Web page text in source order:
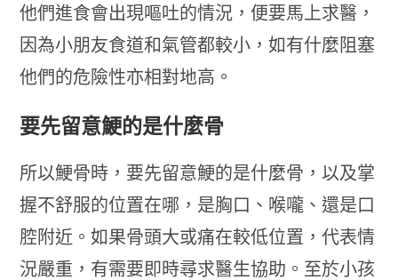
他們進食會出現嘔吐的情況，便要馬上求醫，
因為小朋友食道和氣管都較小，如有什麼阻塞
他們的危險性亦相對地高。
要先留意鯁的是什麼骨
所以鯁骨時，要先留意鯁的是什麼骨，以及掌
握不舒服的位置在哪，是胸口、喉嚨、還是口
腔附近。如果骨頭大或痛在較低位置，代表情
況嚴重，有需要即時尋求醫生協助。至於小孩